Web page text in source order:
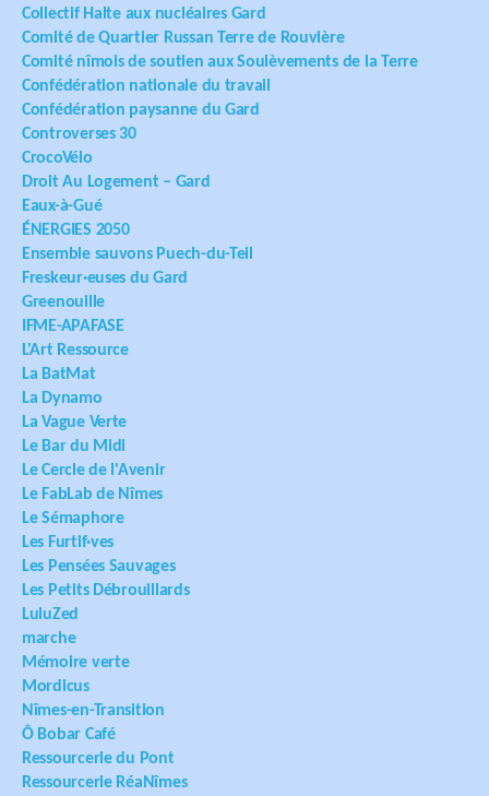
Collectif Halte aux nucléaires Gard
Comité de Quartier Russan Terre de Rouvière
Comité nîmois de soutien aux Soulèvements de la Terre
Confédération nationale du travail
Confédération paysanne du Gard
Controverses 30
CrocoVélo
Droit Au Logement – Gard
Eaux-à-Gué
ÉNERGIES 2050
Ensemble sauvons Puech-du-Teil
Freskeur·euses du Gard
Greenouille
IFME-APAFASE
L'Art Ressource
La BatMat
La Dynamo
La Vague Verte
Le Bar du Midi
Le Cercle de l'Avenir
Le FabLab de Nîmes
Le Sémaphore
Les Furtif·ves
Les Pensées Sauvages
Les Petits Débrouillards
LuluZed
marche
Mémoire verte
Mordicus
Nîmes-en-Transition
Ô Bobar Café
Ressourcerie du Pont
Ressourcerie RéaNîmes